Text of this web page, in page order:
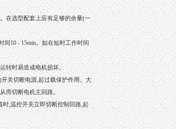
在选型配套上应有足够的余量(一
10 - 15min。如在短时工作时间
转时易造成电机损坏。
关切断电源,起过载保护作用。大
而切断电机主回路。
,温控开关立即切断控制回路,起